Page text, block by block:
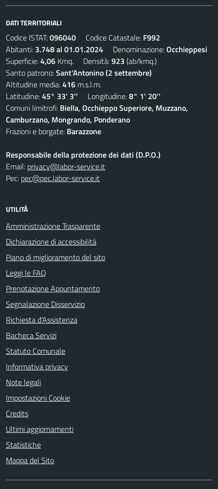
DATI TERRITORIALI
Codice ISTAT:096040 Codice Catastale: F992
Abitanti: 3.748 al 01.01.2024 Denominazione:Occhieppesi
Superficie:4,06 Kmq. Densità:923 (ab/kmq.)
Santo patrono:Sant'Antonino (2 settembre)
Altitudine media:416 m.s.l.m.
Latitudine:45° 33' 3'' Longitudine:8° 1' 20''
Comuni limitrofi: Biella, Occhieppo Superiore, Muzzano,
Camburzano, Mongrando, Ponderano
Frazioni e borgate: Barazzone
Responsabile della protezione dei dati (D.P.O.)
Email: privacy@labor-service.it
Pec: pec@pec.labor-service.it
UTILITÀ
Amministrazione Trasparente
Dichiarazione di accessibilità
Piano di miglioramento del sito
Leggi le FAQ
Prenotazione Appuntamento
Segnalazione Disservizio
Richiesta d'Assistenza
Bacheca Servizi
Statuto Comunale
Informativa privacy
Note legali
Impostazioni Cookie
Credits
Ultimi aggiornamenti
Statistiche
Mappa del Sito